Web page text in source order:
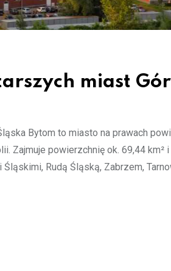
miast
Bytom to miasto na prawach
Zajmuje powierzchnię ok. 69,44
Rudą Śląską, Zabrzem,